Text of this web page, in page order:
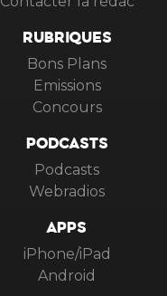
RUBRIQUES
Bons Plans
Emissions
Concours
PODCASTS
Podcasts
Webradios
APPS
iPhone/iPad
Android